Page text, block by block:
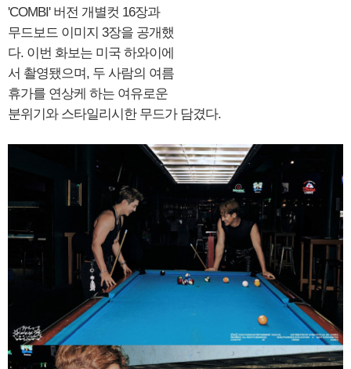
'COMBI' 버전 개별컷 16장과
무드보드 이미지 3장을 공개했
다. 이번 화보는 미국 하와이에
서 촬영됐으며, 두 사람의 여름
휴가를 연상케 하는 여유로운
분위기와 스타일리시한 무드가 담겼다.